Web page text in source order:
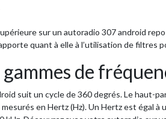
sur un autoradio 307 android
quant à elle à l’utilisation de
de
suit un cycle de 360 degrés. Le
en Hertz (Hz). Un Hertz est égal